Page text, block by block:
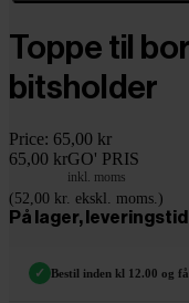
Toppe til
bitsholder
Price: 65,00 kr
65,00 krGO' PRIS
inkl. moms
(52,00 kr. ekskl. moms.)
På lager,
✓ Bestil inden kl 12.00 og